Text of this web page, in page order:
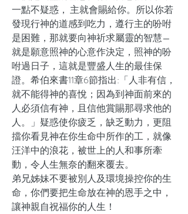
一點不疑惑， 主就會賜給你。所以你若
發現行神的道感到吃力，遵行主的吩咐
是困難，那就要向神祈求屬靈的智慧—
就是願意照神的心意作決定，照神的吩
咐過日子，這就是豐盛人生的最佳保
證。希伯來書11章6節指出:「人非有信，
就不能得神的喜悅；因為到神面前來的
人必須信有神，且信他賞賜那尋求他的
人。」疑惑使你疲乏，缺乏動力，更阻
擋你看見神在你生命中所作的工，就像
汪洋中的浪花，被世上的人和事所牽
動，令人生無奈的翻來覆去。
弟兄姊妹不要被別人及環境操控你的生
命，你們要把生命放在神的恩手之中，
讓神親自祝福你的人生！